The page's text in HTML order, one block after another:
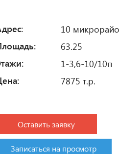
10
63.25
1-3,6-10/10п
7875 т.р.
Оставить заявку
Записаться на просмотр